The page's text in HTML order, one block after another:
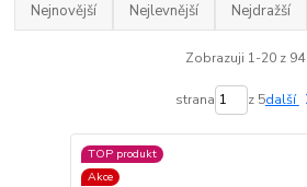
Nejnovější Nejlevnější Nejdražší
Zobrazuji 1-20 z 94
strana z 5další
TOP produkt
Akce